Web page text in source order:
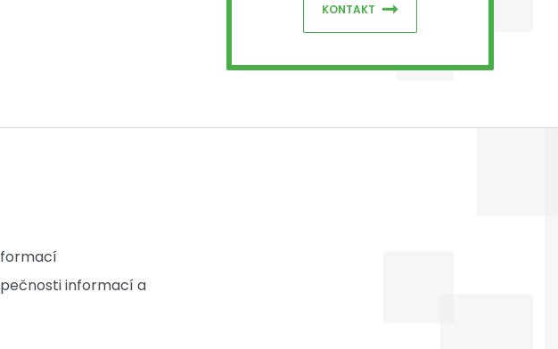
KONTAKT
informací a